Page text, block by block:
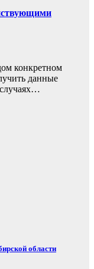
конкретном
данные
области